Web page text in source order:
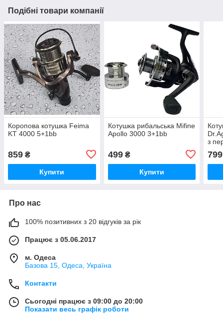
Подібні товари компанії
Коропова котушка Feima
KT 4000 5+1bb
859 ₴
Купити
Котушка рибальська Mifine
Apollo 3000 3+1bb
499₴
Купити
з
799
Про нас
100% позитивних з 20 відгуків за рік
Працює з 05.06.2017
м. Одеса
Базова 15, Одеса, Україна
Контакти
Сьогодні працює з 09:00 до 20:00
Показати весь графік роботи